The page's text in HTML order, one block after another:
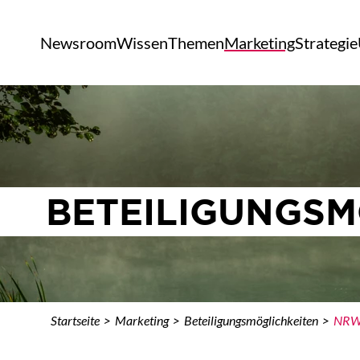
NewsroomWissenThemenMarketingStrategie
Startseite Marketing Beteiligungsmöglichkeiten